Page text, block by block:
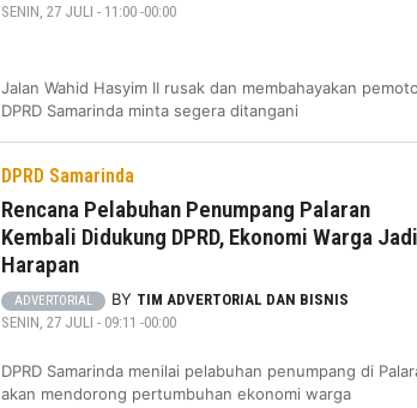
SENIN, 27 JULI - 11:00 -00:00
Jalan Wahid Hasyim II rusak dan membahayakan
DPRD Samarinda minta segera ditangani
DPRD Samarinda
Rencana Pelabuhan Penumpang Palaran
Kembali Didukung DPRD, Ekonomi Warga Jadi
Harapan
ADVERTORIAL BY TIM ADVERTORIAL DAN BISNIS
SENIN, 27 JULI - 09:11 -00:00
DPRD Samarinda menilai pelabuhan penumpang di
akan mendorong pertumbuhan ekonomi warga